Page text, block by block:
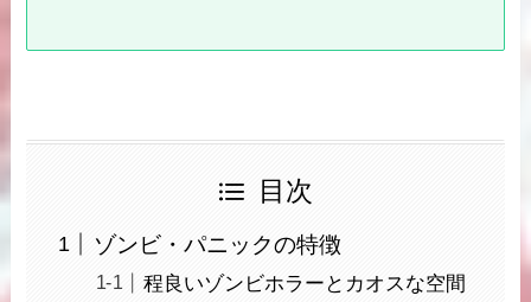
目次
ゾンビ・パニックの特徴
程良いゾンビホラーとカオスな空間